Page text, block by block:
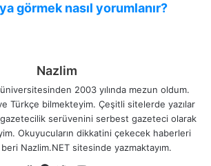
görmek nasıl yorumlanır?
Nazlim
2003 yılında mezun oldum.
Türkçe bilmekteyim. Çeşitli sitelerde yazılar
gazetecilik serüvenini serbest gazeteci olarak
Okuyucuların dikkatini çekecek haberleri
beri Nazlim.NET sitesinde yazmaktayım.